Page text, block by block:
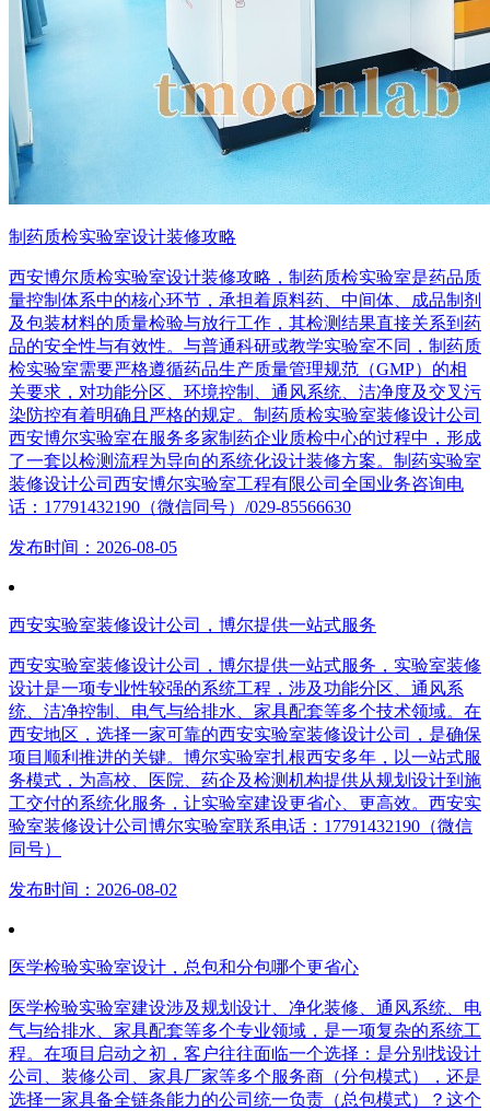
制药质检实验室设计装修攻略
西安博尔质检实验室设计装修攻略，制药质检实验室是药品质
量控制体系中的核心环节，承担着原料药、中间体、成品制剂
及包装材料的质量检验与放行工作，其检测结果直接关系到药
品的安全性与有效性。与普通科研或教学实验室不同，制药质
检实验室需要严格遵循药品生产质量管理规范（GMP）的相
关要求，对功能分区、环境控制、通风系统、洁净度及交叉污
染防控有着明确且严格的规定。制药质检实验室装修设计公司
西安博尔实验室在服务多家制药企业质检中心的过程中，形成
了一套以检测流程为导向的系统化设计装修方案。制药实验室
装修设计公司西安博尔实验室工程有限公司全国业务咨询电
话：17791432190（微信同号）/029-85566630
发布时间：2026-08-05
西安实验室装修设计公司，博尔提供一站式服务
西安实验室装修设计公司，博尔提供一站式服务，实验室装修
设计是一项专业性较强的系统工程，涉及功能分区、通风系
统、洁净控制、电气与给排水、家具配套等多个技术领域。在
西安地区，选择一家可靠的西安实验室装修设计公司，是确保
项目顺利推进的关键。博尔实验室扎根西安多年，以一站式服
务模式，为高校、医院、药企及检测机构提供从规划设计到施
工交付的系统化服务，让实验室建设更省心、更高效。西安实
验室装修设计公司博尔实验室联系电话：17791432190（微信
同号）
发布时间：2026-08-02
医学检验实验室设计，总包和分包哪个更省心
医学检验实验室建设涉及规划设计、净化装修、通风系统、电
气与给排水、家具配套等多个专业领域，是一项复杂的系统工
程。在项目启动之初，客户往往面临一个选择：是分别找设计
公司、装修公司、家具厂家等多个服务商（分包模式），还是
选择一家具备全链条能力的公司统一负责（总包模式）？这个